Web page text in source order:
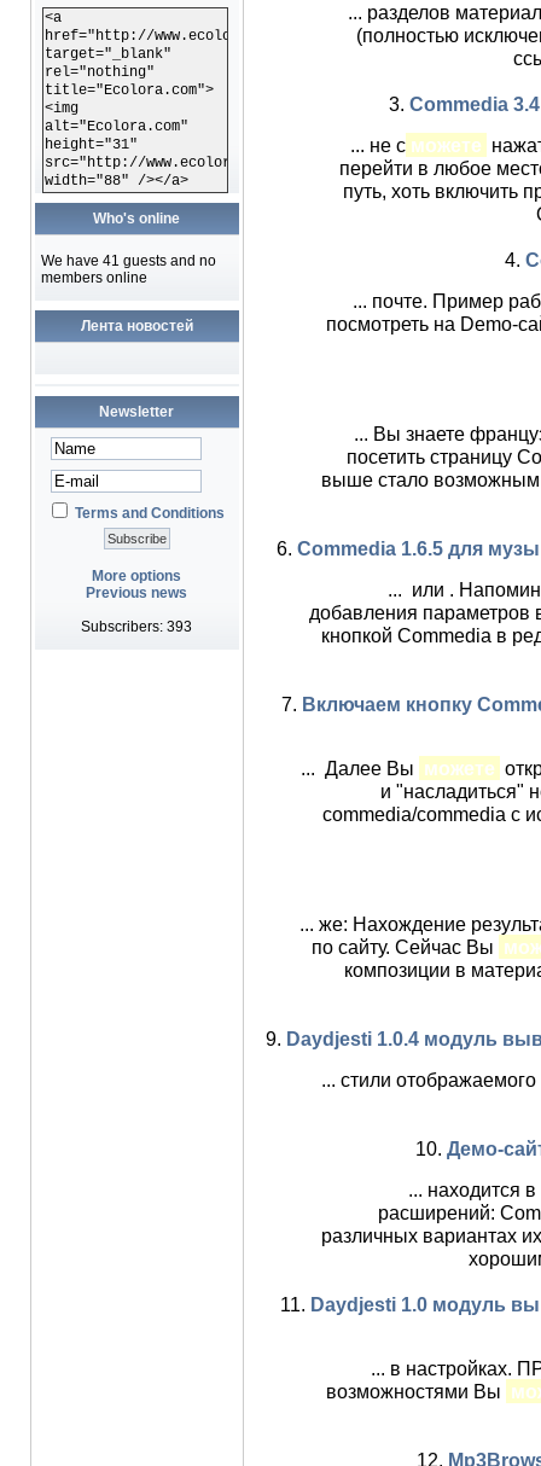
<a
href="http://www.ecolora.com"
target="_blank"
rel="nothing"
title="Ecolora.com">
<img
alt="Ecolora.com"
height="31"
src="http://www.ecolora.com/images/ecoloracom.gif"
width="88" /></a>
Who's online
We have 41 guests and no
members online
Лента новостей
Newsletter
Terms and Conditions
More options
Previous news
Subscribers: 393
... разделов
(полностью
3. Commedia
... не с можете
перейти в любое
путь, хоть включить
4.
... почте. Пример
посмотреть на Demo-
... Вы знаете
посетить страницу
выше стало возможным
6. Commedia 1.6.5 для
... или .
добавления параметров
кнопкой Commedia в
7. Включаем кнопку
... Далее Вы можете
и "насладиться"
commedia/commedia с
... же: Нахождение
по сайту. Сейчас Вы
композиции в
9. Daydjesti 1.0.4 модуль
... стили
10. Демо-
... находится
расширений:
различных вариантах
11. Daydjesti 1.0 модуль
... в
возможностями Вы
12.